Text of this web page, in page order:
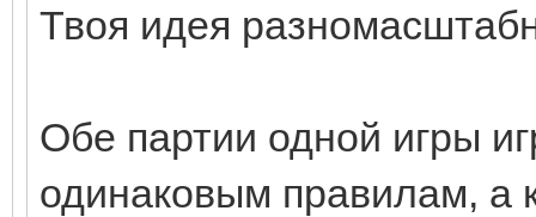
Твоя идея
Обе партии одной игры
одинаковым правилам, а